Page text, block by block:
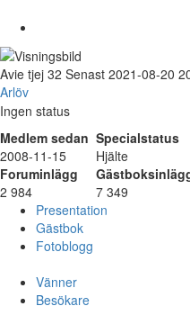
Avie tjej 32 Senast 2021-08-20
Arlöv
Ingen status
Medlem sedan Specialstatus
2008-11-15
Hjälte
Foruminlägg
2 984
7 349
Presentation
Gästbok
Fotoblogg
Vänner
Besökare